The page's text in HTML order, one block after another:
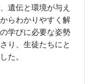
遺伝と環境が与え
らわかりやすく解
学びに必要な姿勢
り、生徒たちにと
た。